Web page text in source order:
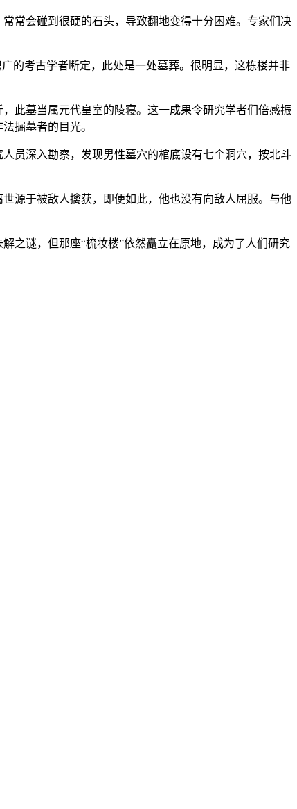
常会碰到很硬的石头，导致翻地变得十分困难。专家们决
的考古学者断定，此处是一处墓葬。很明显，这栋楼并非
此墓当属元代皇室的陵寝。这一成果令研究学者们倍感振
掘墓者的目光。
员深入勘察，发现男性墓穴的棺底设有七个洞穴，按北斗
源于被敌人擒获，即便如此，他也没有向敌人屈服。与他
之谜，但那座“梳妆楼”依然矗立在原地，成为了人们研究